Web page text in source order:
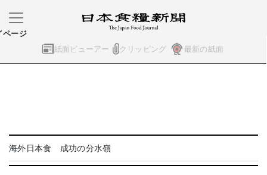
紙面ビューアー クリッピング 最新の紙面
ページ
海外日本食 成功の分水嶺